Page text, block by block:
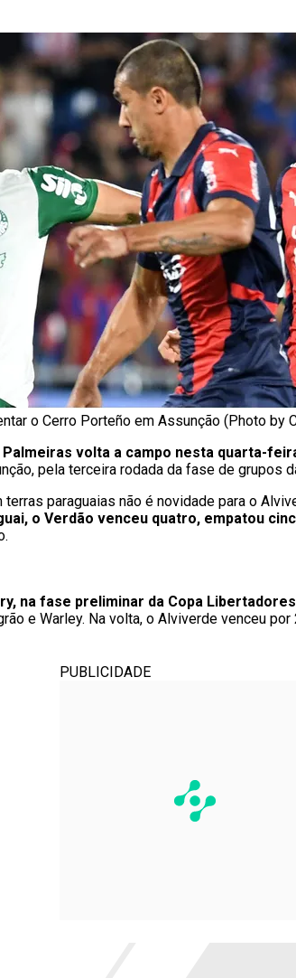
o Cerro Porteño em Assunção (Photo by
Palmeiras volta a campo nesta quarta-
pela terceira rodada da fase de grupos
paraguaias não é novidade para o
o Verdão venceu quatro, empatou
na fase preliminar da Copa
e Warley. Na volta, o Alviverde venceu por
PUBLICIDADE